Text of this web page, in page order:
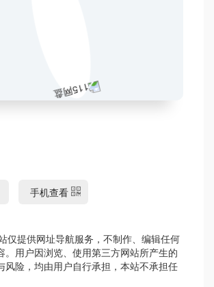
手机查看
仅提供网址导航服务，不制作、编辑任何
。用户因浏览、使用第三方网站所产生的
风险，均由用户自行承担，本站不承担任